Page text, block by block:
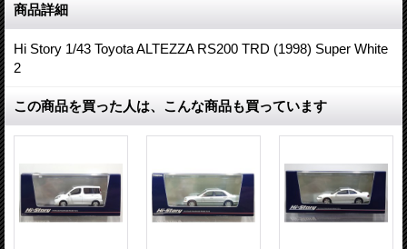
商品詳細
Hi Story 1/43 Toyota ALTEZZA RS200 TRD (1998) Super White
2
この商品を買った人は、こんな商品も買っています